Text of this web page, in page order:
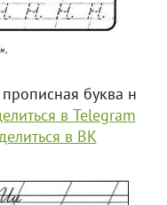
буква н
в Telegram
в ВК